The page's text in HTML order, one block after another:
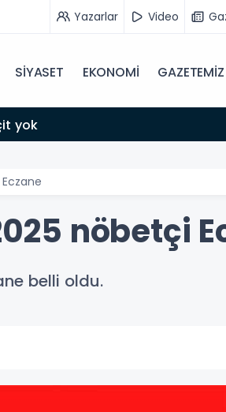
Yazarlar Video
SİYASET EKONOMİ GAZETEMİZ
yok
nöbetçi
belli oldu.